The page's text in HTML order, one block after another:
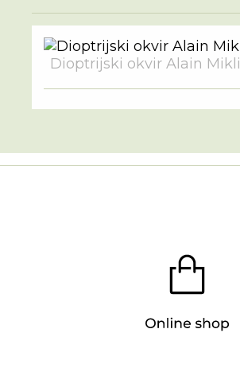
Dioptrijski okvir Alain Mikli